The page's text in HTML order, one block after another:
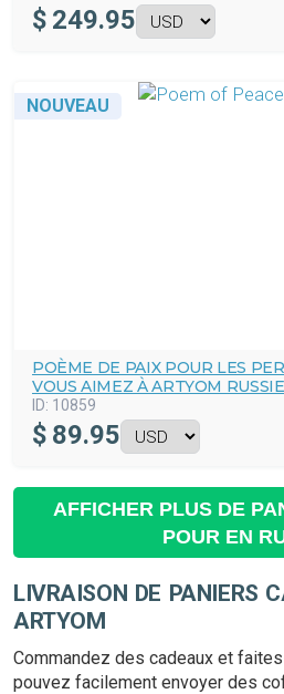
$ 249.95
NOUVEAU
POÈME DE PAIX POUR LES
VOUS AIMEZ À ARTYOM RUSSIE
ID: 10859
$ 89.95
AFFICHER PLUS DE
POUR EN
LIVRAISON DE PANIERS
ARTYOM
Commandez des cadeaux et
pouvez facilement envoyer des